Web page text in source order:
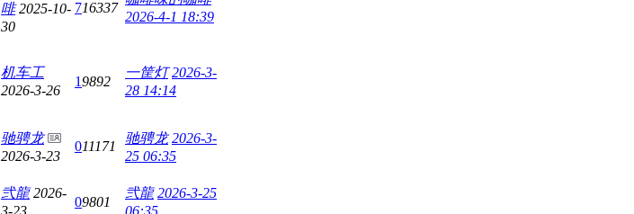
啡 2025-10-
30
716337
2026-4-1 18:39
机车工
2026-3-26
19892
一筐灯 2026-3-
28 14:14
驰骋龙
2026-3-23
011171
驰骋龙 2026-3-
25 06:35
弐龍 2026-
3-23
09801
弐龍 2026-3-25
06:35